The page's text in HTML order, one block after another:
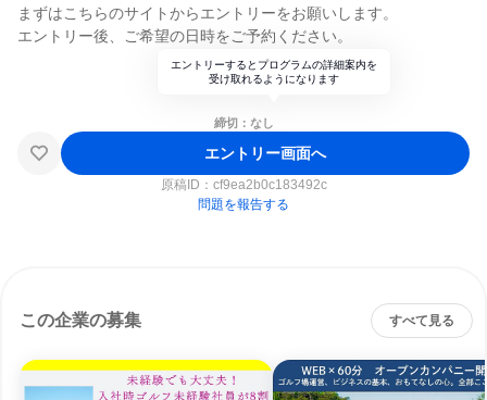
まずはこちらのサイトからエントリーをお願いします。
エントリー後、ご希望の日時をご予約ください。
エントリーするとプログラムの詳細案内を
受け取れるようになります
締切：なし
エントリー画面へ
原稿ID： cf9ea2b0c183492c
問題を報告する
この企業の募集 すべて見る